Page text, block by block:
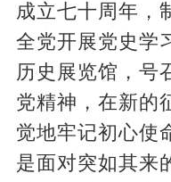
成立七十周年，
全党开展党史学
历史展览馆，号
党精神，在新的
觉地牢记初心使
是面对突如其来